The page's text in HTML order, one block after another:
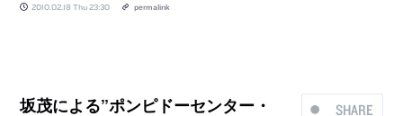
2010.02.18 Thu 23:30 permalink
SHARE
坂茂による”ポンピドーセンター・